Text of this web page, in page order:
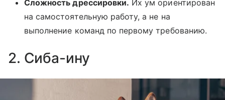
Сложность дрессировки. Их ум ориентирован
на самостоятельную работу, а не на
выполнение команд по первому требованию.
2. Сиба-ину